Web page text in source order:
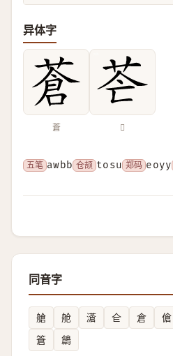
异体字
蒼 𦭆
五笔 awbb 仓颉 tosu 郑码 eoyy
同音字
艙 舱 濸 仺 倉 傖
篬
鶬